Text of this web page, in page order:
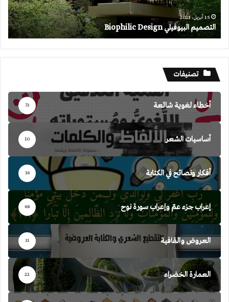
15 أبريل، 2021
التصميم البيوفيلي Biophilic Design
تصنيفات
أخطاء لغوية شائعة 73
أساسيات الشعر 10
أفكار ونصائح في الكتابة 16
إعراب جزء عمّ وإعراب سورة نوح 68
العروض والقافية 31
العمارة الخضراء 22